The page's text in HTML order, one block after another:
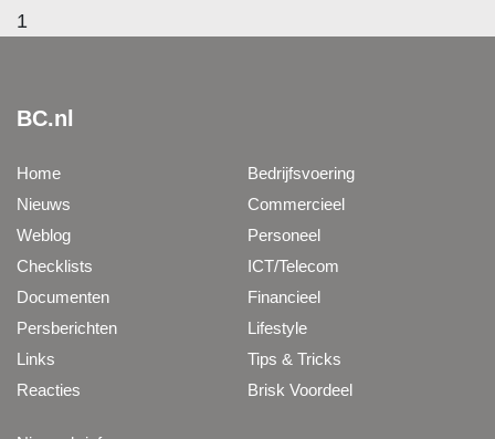
1
BC.nl
Home
Nieuws
Weblog
Checklists
Documenten
Persberichten
Links
Reacties
Bedrijfsvoering
Commercieel
Personeel
ICT/Telecom
Financieel
Lifestyle
Tips & Tricks
Brisk Voordeel